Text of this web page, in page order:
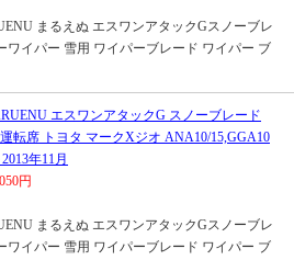
まるえぬ エスワンアタックGスノーブレ
ワイパー 雪用 ワイパーブレード ワイパー ブ
エスワンアタックG スノーブレード
運転席 トヨタ マークXジオ ANA10/15,GGA10
年11月
円
まるえぬ エスワンアタックGスノーブレ
ワイパー 雪用 ワイパーブレード ワイパー ブ